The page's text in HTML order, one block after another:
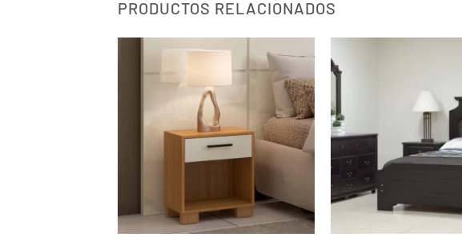
PRODUCTOS RELACIONADOS